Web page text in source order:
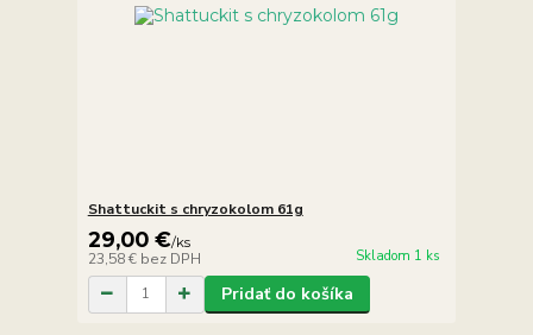
Shattuckit s chryzokolom 61g
29,00 €/ks
23,58 € bez DPH Skladom 1 ks
Pridať do košíka